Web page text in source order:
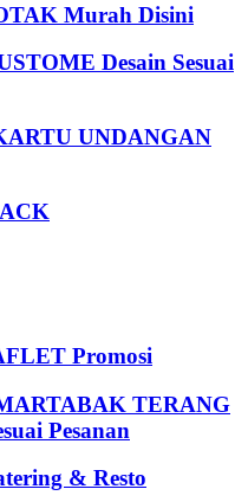
Murah Disini
Desain Sesuai
UNDANGAN
Promosi
TERANG
Pesanan
& Resto